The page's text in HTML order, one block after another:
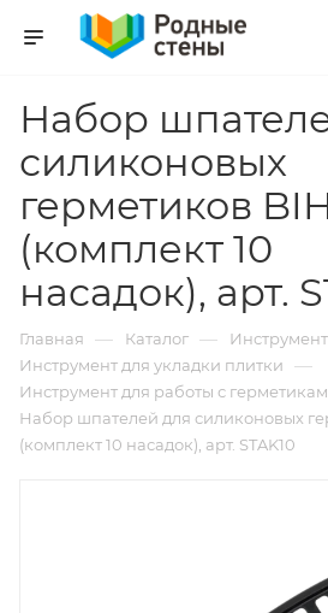
Набор
силиконовых
герметиков
(комплект 10
насадок), арт.
Главная — Каталог — Инструмент
Инструмент для укладки плитки —
Инструмент для работы с
Набор шпателей для силиконовых
(комплект 10 насадок), арт. STAK10